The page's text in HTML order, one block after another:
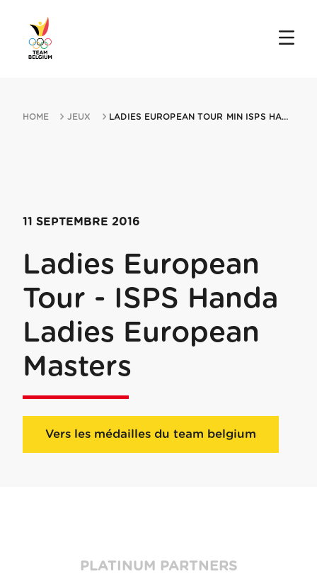
HOME JEUX LADIES EUROPEAN TOUR MIN ISPS HANDA LADIES EUROPEAN MASTERS 11092016 DUSSE...
11 SEPTEMBRE 2016
Ladies European
Tour - ISPS Handa
Ladies European
Masters
Vers les médailles du team belgium
PLATINUM PARTNERS